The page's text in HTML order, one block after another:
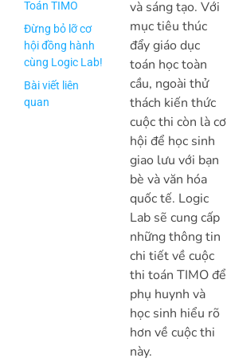
Toán TIMO
Đừng bỏ lỡ cơ
hội đồng hành
cùng Logic Lab!
Bài viết liên
quan
và sáng tạo. Với
mục tiêu thúc
đẩy giáo dục
toán học toàn
cầu, ngoài thử
thách kiến thức
cuộc thi còn là cơ
hội để học sinh
giao lưu với bạn
bè và văn hóa
quốc tế. Logic
Lab sẽ cung cấp
những thông tin
chi tiết về cuộc
thi toán TIMO để
phụ huynh và
học sinh hiểu rõ
hơn về cuộc thi
này.